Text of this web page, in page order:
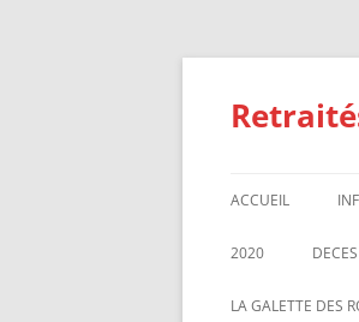
Aller
ACCUEIL
2020
GALETTE DES
LA GALETTE DES